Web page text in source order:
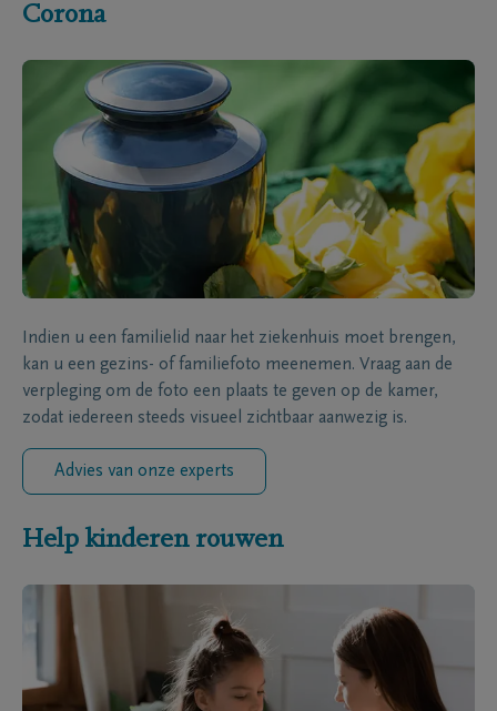
Corona
Indien u een familielid naar het ziekenhuis moet brengen,
kan u een gezins- of familiefoto meenemen. Vraag aan de
verpleging om de foto een plaats te geven op de kamer,
zodat iedereen steeds visueel zichtbaar aanwezig is.
Advies van onze experts
Help kinderen rouwen